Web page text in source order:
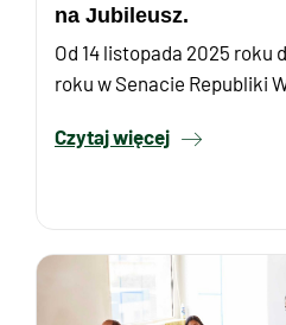
na Jubileusz.
Od 14 listopada 2025 roku
roku w Senacie Republiki
Czytaj więcej